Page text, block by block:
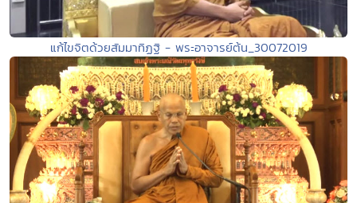
แก้ไขจิตด้วยสัมมาทิฏฐิ - พระอาจารย์ต้น_30072019